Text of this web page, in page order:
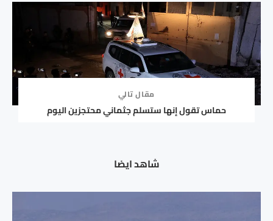
مقال تالي
حماس تقول إنها ستسلم جثماني محتجزين اليوم
شاهد ايضا